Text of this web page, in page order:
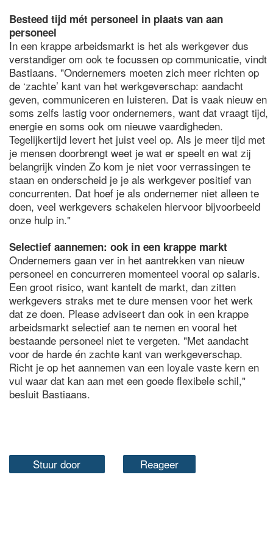
Besteed tijd mét personeel in plaats van aan
personeel
In een krappe arbeidsmarkt is het als werkgever dus
verstandiger om ook te focussen op communicatie, vindt
Bastiaans. "Ondernemers moeten zich meer richten op
de ‘zachte’ kant van het werkgeverschap: aandacht
geven, communiceren en luisteren. Dat is vaak nieuw en
soms zelfs lastig voor ondernemers, want dat vraagt tijd,
energie en soms ook om nieuwe vaardigheden.
Tegelijkertijd levert het juist veel op. Als je meer tijd met
je mensen doorbrengt weet je wat er speelt en wat zij
belangrijk vinden Zo kom je niet voor verrassingen te
staan en onderscheid je je als werkgever positief van
concurrenten. Dat hoef je als ondernemer niet alleen te
doen, veel werkgevers schakelen hiervoor bijvoorbeeld
onze hulp in."
Selectief aannemen: ook in een krappe markt
Ondernemers gaan ver in het aantrekken van nieuw
personeel en concurreren momenteel vooral op salaris.
Een groot risico, want kantelt de markt, dan zitten
werkgevers straks met te dure mensen voor het werk
dat ze doen. Please adviseert dan ook in een krappe
arbeidsmarkt selectief aan te nemen en vooral het
bestaande personeel niet te vergeten. "Met aandacht
voor de harde én zachte kant van werkgeverschap.
Richt je op het aannemen van een loyale vaste kern en
vul waar dat kan aan met een goede flexibele schil,"
besluit Bastiaans.
Stuur door Reageer